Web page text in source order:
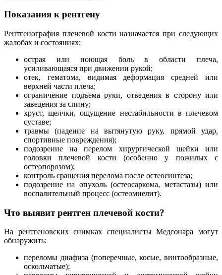
Показания к рентгену
Рентгенография плечевой кости назначается при следующих
жалобах и состояниях:
острая или ноющая боль в области плеча,
усиливающаяся при движении рукой;
отек, гематома, видимая деформация средней или
верхней части плеча;
ограничение подъема руки, отведения в сторону или
заведения за спину;
хруст, щелчки, ощущение нестабильности в плечевом
суставе;
травмы (падение на вытянутую руку, прямой удар,
спортивные повреждения);
подозрение на перелом хирургической шейки или
головки плечевой кости (особенно у пожилых с
остеопорозом);
контроль сращения перелома после остеосинтеза;
подозрение на опухоль (остеосаркома, метастазы) или
воспалительный процесс (остеомиелит).
Что выявит рентген плечевой кости?
На рентгеновских снимках специалисты Медсонара могут
обнаружить:
переломы диафиза (поперечные, косые, винтообразные,
оскольчатые);